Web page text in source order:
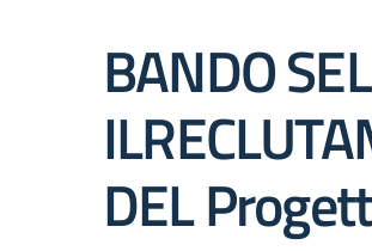
BANDO
DEL